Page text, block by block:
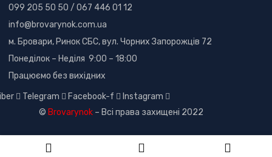
099 205 50 50 / 067 446 01 12
info@brovarynok.com.ua
м. Бровари, Ринок СБС, вул. Чорних Запорожців 72
Понеділок – Неділя 9:00 – 18:00
Працюємо без вихідних
Telegram Facebook-f
Instagram
© Brovarynok– Всі права захищені 2022